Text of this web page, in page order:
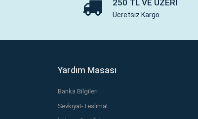
250 TL VE ÜZERI
Ücretsiz Kargo
Yardım Masası
Banka Bilgileri
Sevkiyat-Teslimat